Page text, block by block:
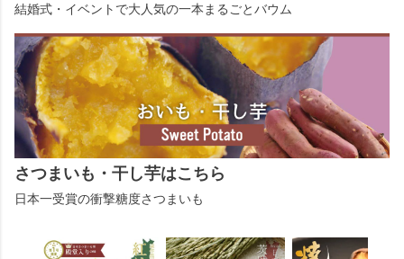
結婚式・イベントで大人気の一本まるごとバウム
さつまいも・干し芋はこちら
日本一受賞の衝撃糖度さつまいも